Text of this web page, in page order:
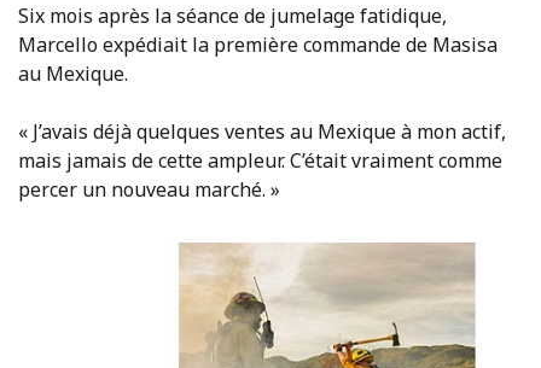
Six mois après la séance de jumelage fatidique,
Marcello expédiait la première commande de Masisa
au Mexique.
« J’avais déjà quelques ventes au Mexique à mon actif,
mais jamais de cette ampleur. C’était vraiment comme
percer un nouveau marché. »